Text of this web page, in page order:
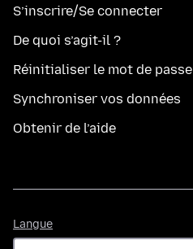
S’inscrire/Se connecter
De quoi s’agit-il ?
Réinitialiser le mot de passe
Synchroniser vos données
Obtenir de l’aide
Langue